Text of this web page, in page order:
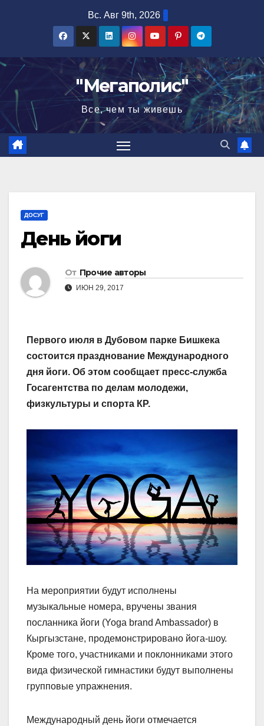
Вс. Авг 9th, 2026
"Мегаполис"
Все, чем ты живешь
ДОСУГ
День йоги
От Прочие авторы
ИЮН 29, 2017
Первого июля в Дубовом парке Бишкека
состоится празднование Международного
дня йоги. Об этом сообщает пресс-служба
Госагентства по делам молодежи,
физкультуры и спорта КР.
На мероприятии будут исполнены
музыкальные номера, вручены звания
посланника йоги (Yoga brand Ambassador) в
Кыргызстане, продемонстрировано йога-шоу.
Кроме того, участниками и поклонниками этого
вида физической гимнастики будут выполнены
групповые упражнения.
Международный день йоги отмечается